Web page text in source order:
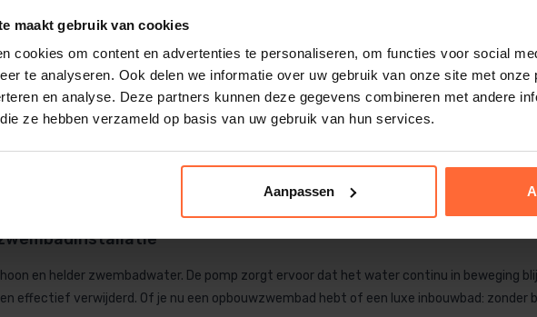
maakt gebruik van cookies
cookies om content en advertenties te personaliseren, om functies voor social
te analyseren. Ook delen we informatie over uw gebruik van onze site met onze
en analyse. Deze partners kunnen deze gegevens combineren met andere
ze hebben verzameld op basis van uw gebruik van hun services.
Aanpassen
DAB Euroswim 75 T
679,00 Op voorraad 282,45 Op
1 2
en helder zwembadwater. De pomp zorgt ervoor dat het water continu in beweging
effectief verwijderd. Of je nu een opbouwzwembad hebt of een luxe inbouwbad: